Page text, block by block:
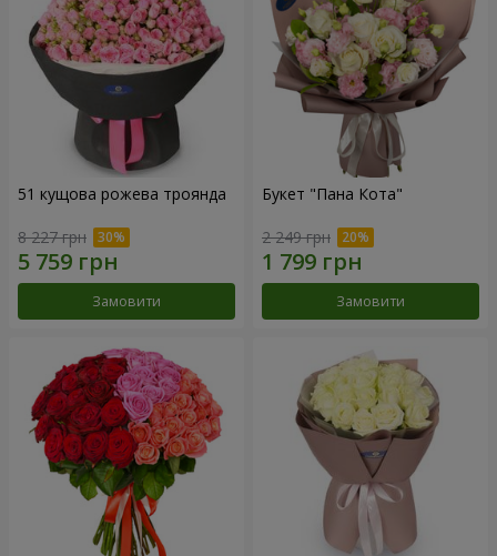
51 кущова рожева троянда
8 227 грн
Замовити
Букет "Пана Кота"
2 249 грн
Замовити